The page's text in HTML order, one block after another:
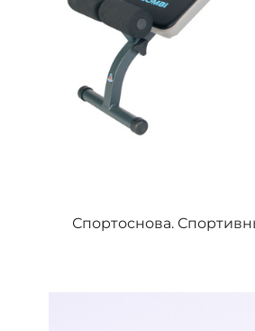
Спортоснова.